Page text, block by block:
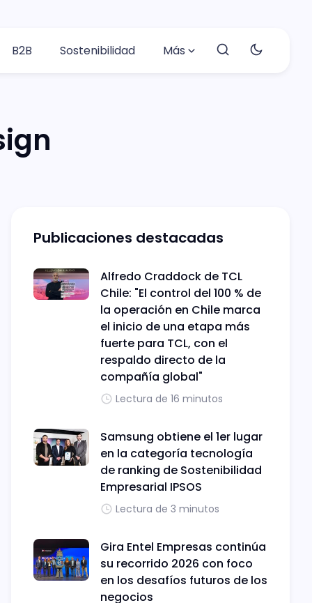
B2B Sostenibilidad Más
Publicaciones destacadas
Alfredo Craddock de TCL
Chile: "El control del 100 % de
la operación en Chile marca
el inicio de una etapa más
fuerte para TCL, con el
respaldo directo de la
compañía global"
Lectura de 16 minutos
Samsung obtiene el 1er lugar
en la categoría tecnología
de ranking de Sostenibilidad
Empresarial IPSOS
Lectura de 3 minutos
Gira Entel Empresas continúa
su recorrido 2026 con foco
en los desafíos futuros de los
negocios